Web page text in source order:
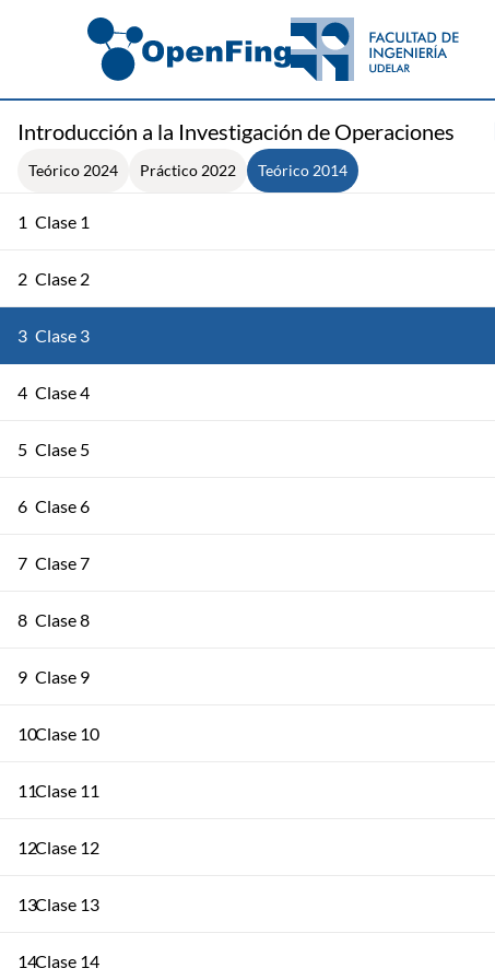
Introducción a la Investigación de Operaciones
Teórico 2024 Práctico 2022 Teórico 2014
1 Clase 1
2 Clase 2
3 Clase 3
4 Clase 4
5 Clase 5
6 Clase 6
7 Clase 7
8 Clase 8
9 Clase 9
10Clase 10
11Clase 11
12Clase 12
13Clase 13
14Clase 14